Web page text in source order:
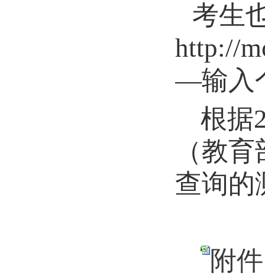
考生
http://
—输入
根据
（教
查询的
附